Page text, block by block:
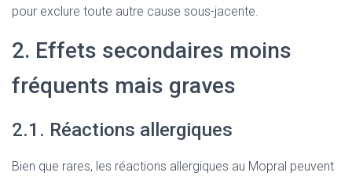
pour exclure toute autre cause sous-jacente.
2. Effets secondaires moins
fréquents mais graves
2.1. Réactions allergiques
Bien que rares, les réactions allergiques au Mopral peuvent